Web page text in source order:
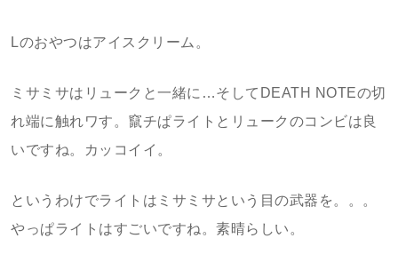
Lのおやつはアイスクリーム。
ミサミサはリュークと一緒に…そしてDEATH NOTEの切
れ端に触れワす。竄チぱライトとリュークのコンビは良
いですね。カッコイイ。
というわけでライトはミサミサという目の武器を。。。
やっぱライトはすごいですね。素晴らしい。